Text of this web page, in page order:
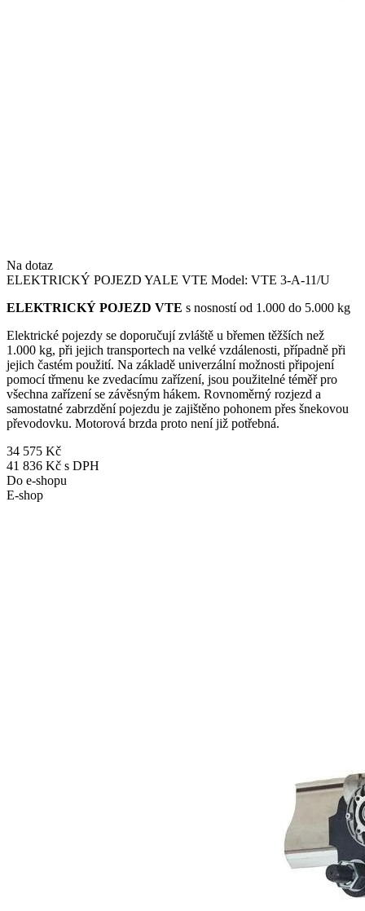
Na dotaz
ELEKTRICKÝ POJEZD YALE VTE Model: VTE 3-A-11/U
ELEKTRICKÝ POJEZD VTE s nosností od 1.000 do 5.000 kg
Elektrické pojezdy se doporučují zvláště u břemen těžších než
1.000 kg, při jejich transportech na velké vzdálenosti, případně při
jejich častém použití. Na základě univerzální možnosti připojení
pomocí třmenu ke zvedacímu zařízení, jsou použitelné téměř pro
všechna zařízení se závěsným hákem. Rovnoměrný rozjezd a
samostatné zabrzdění pojezdu je zajištěno pohonem přes šnekovou
převodovku. Motorová brzda proto není již potřebná.
34 575 Kč
41 836 Kč s DPH
Do e-shopu
E-shop